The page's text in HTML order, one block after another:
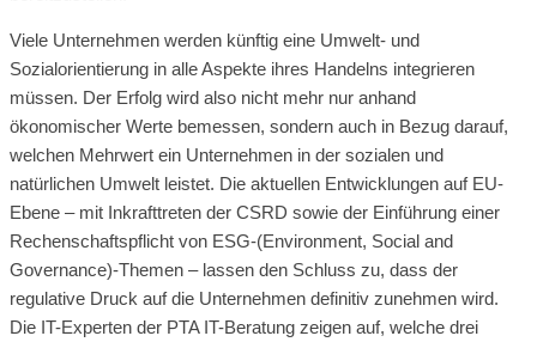
Viele Unternehmen werden künftig eine Umwelt- und
Sozialorientierung in alle Aspekte ihres Handelns integrieren
müssen. Der Erfolg wird also nicht mehr nur anhand
ökonomischer Werte bemessen, sondern auch in Bezug darauf,
welchen Mehrwert ein Unternehmen in der sozialen und
natürlichen Umwelt leistet. Die aktuellen Entwicklungen auf EU-
Ebene – mit Inkrafttreten der CSRD sowie der Einführung einer
Rechenschaftspflicht von ESG-(Environment, Social and
Governance)-Themen – lassen den Schluss zu, dass der
regulative Druck auf die Unternehmen definitiv zunehmen wird.
Die IT-Experten der PTA IT-Beratung zeigen auf, welche drei